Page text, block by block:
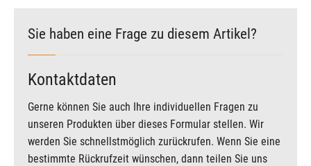
Sie haben eine Frage zu diesem Artikel?
Kontaktdaten
Gerne können Sie auch Ihre individuellen Fragen zu
unseren Produkten über dieses Formular stellen. Wir
werden Sie schnellstmöglich zurückrufen. Wenn Sie eine
bestimmte Rückrufzeit wünschen, dann teilen Sie uns